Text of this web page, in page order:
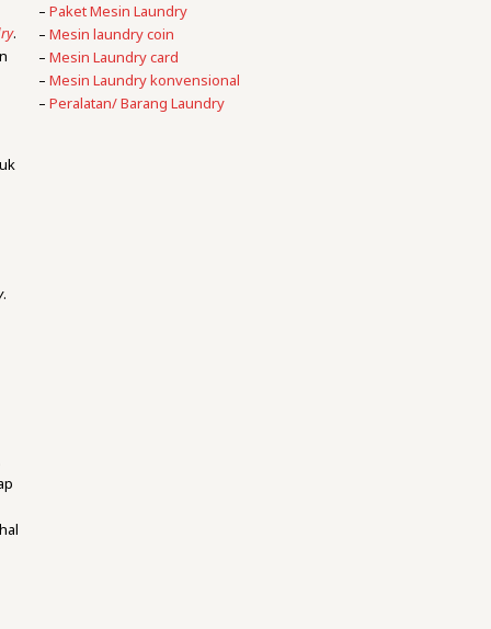
.
.
–Paket Mesin Laundry
–Mesin laundry coin
–Mesin Laundry card
–Mesin Laundry konvensional
–Peralatan/ Barang Laundry